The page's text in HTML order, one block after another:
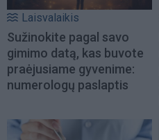
Laisvalaikis
Sužinokite pagal savo
gimimo datą, kas buvote
praėjusiame gyvenime:
numerologų paslaptis